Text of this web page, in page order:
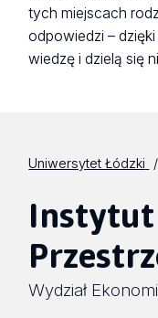
tych miejscach
odpowiedzi –
wiedzę i dzielą się
Uniwersytet Łódzki
Instytut
Wydział